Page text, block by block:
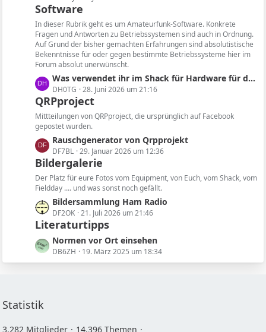
g
e
e
i
t
r
ä
g
e
t
z
t
e
B
e
i
t
r
ä
g
e
Software
In dieser Rubrik geht es um Amateurfunk-Software. Konkrete
Fragen und Antworten zu Betriebssystemen sind auch in Ordnung.
Auf Grund der bisher gemachten Erfahrungen sind absolutistische
Bekenntnisse für oder gegen bestimmte Betriebssysteme hier im
Forum absolut unerwünscht.
L
e
t
z
t
e
B
e
i
t
ä
g
e
Was verwendet ihr im Shack für Hardware für die Software?
DH0TG 28. Juni 2026 um 21:16
QRPproject
Mittteilungen von QRPproject, die ursprünglich auf Facebook
gepostet wurden.
L
e
t
z
t
e
B
e
t
Rauschgenerator von Qrpprojekt
DF7BL 29. Januar 2026 um 12:36
Bildergalerie
Der Platz für eure Fotos vom Equipment, von Euch, vom Shack, vom
Fieldday .... und was sonst noch gefällt.
L
e
t
z
t
e
t
Bildersammlung Ham Radio
DF2OK 21. Juli 2026 um 21:46
Literaturtipps
L
e
t
e
B
e
Normen vor Ort einsehen
DB6ZH 19. März 2025 um 18:34
Statistik
3.282 Mitglieder 14.396 Themen